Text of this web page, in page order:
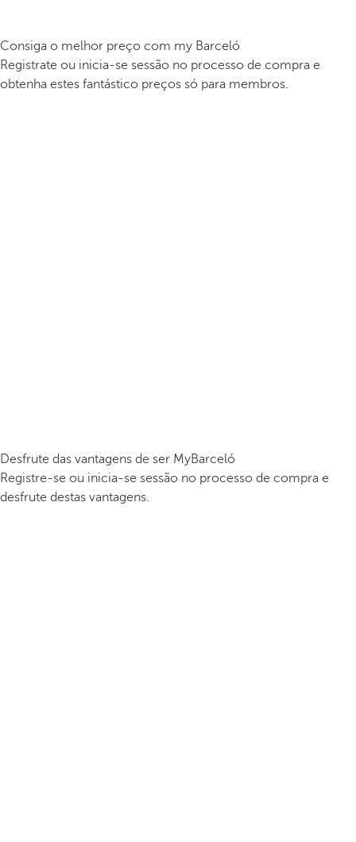
Consiga o melhor preço com my Barceló
Registrate ou inicia-se sessão no processo de compra e
obtenha estes fantástico preços só para membros.
Desfrute das vantagens de ser MyBarceló
Registre-se ou inicia-se sessão no processo de compra e
desfrute destas vantagens.